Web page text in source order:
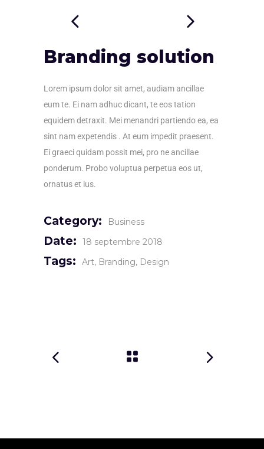
Branding solution
Lorem ipsum dolor sit amet, audiam ancillae
eum te. Ei nam adhuc dicant, te eos tation
equidem detraxit. Mei menandri partiendo ea, ea
sint nam expetendis . At eum impedit praesent.
Ei graeci quidam possit mei, pro ne ancillae
ponderum. Probo voluptua perpetua eos ut,
ornatus et ius.
Category: Business
Date: 18 septembre 2018
Tags: Art Branding Design